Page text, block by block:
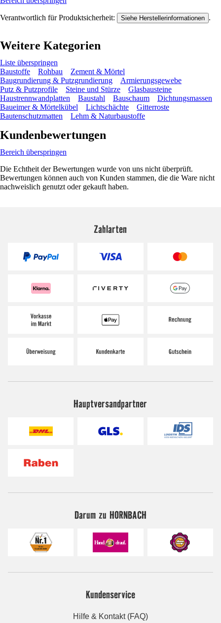
Verantwortlich für Produktsicherheit: Siehe Herstellerinformationen .
Weitere Kategorien
Liste überspringen
Baustoffe
Rohbau
Zement & Mörtel
Baugrundierung & Putzgrundierung
Armierungsgewebe
Putz & Putzprofile
Steine und Stürze
Glasbausteine
Haustrennwandplatten
Baustahl Bauschaum
Dichtungsmassen
Baueimer & Mörtelkübel
Lichtschächte
Gitterroste
Bautenschutzmatten
Lehm & Naturbaustoffe
Kundenbewertungen
Bereich überspringen
Die Echtheit der Bewertungen wurde von uns nicht überprüft.
Bewertungen können auch von Kunden stammen, die die Ware nicht
nachweislich genutzt oder gekauft haben.
Zahlarten
Hauptversandpartner
Darum zu HORNBACH
Kundenservice
Hilfe & Kontakt (FAQ)